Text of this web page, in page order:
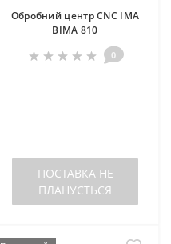
Обробний центр CNC IMA
BIMA 810
0
ПОСТАВКА НЕ
ПЛАНУЄТЬСЯ